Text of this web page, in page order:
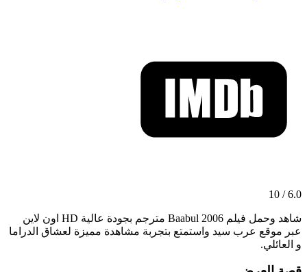
6.0 / 10
شاهد وحمل فيلم Baabul 2006 مترجم بجودة عالية HD اون لاين
عبر موقع عرب سيد واستمتع بتجربة مشاهدة مميزة لعشاق الدراما
و العائلي.